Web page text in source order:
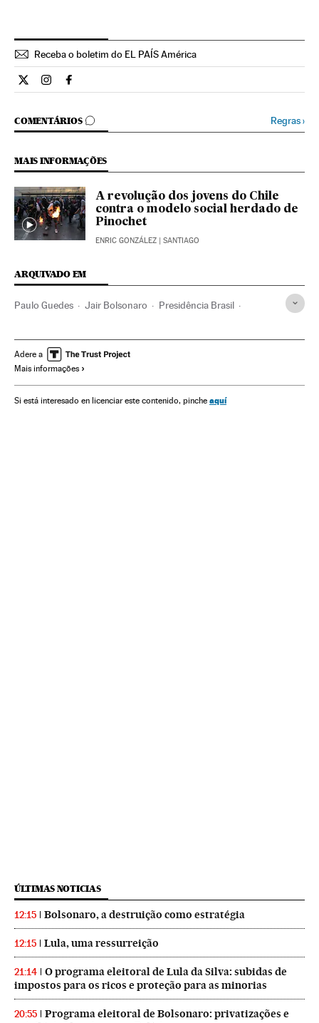
Receba o boletim do EL PAÍS América
Internacional El País Brasil en Twitter
Internacional El País Brasil en Instagram
Internacional El País Brasil en Facebook
COMENTÁRIOS
COMENTÁRIOS Regras›
MAIS INFORMAÇÕES
A revolução dos jovens do Chile
contra o modelo social herdado de
Pinochet
ENRIC GONZÁLEZ | SANTIAGO
ARQUIVADO EM
Paulo Guedes Jair Bolsonaro Presidência Brasil
América Latina Administração Estado
Administração pública
Adere a
Mais informações
Si está interesado en licenciar este contenido, pinche aquí
ÚLTIMAS NOTICIAS
12:15 Bolsonaro, a destruição como estratégia
12:15 Lula, uma ressurreição
21:14
O programa eleitoral de Lula da Silva: subidas de
impostos para os ricos e proteção para as minorias
20:55
Programa eleitoral de Bolsonaro: privatizações e